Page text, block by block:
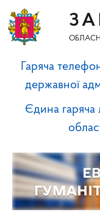
Гаряча
державної
Єдина гаряча